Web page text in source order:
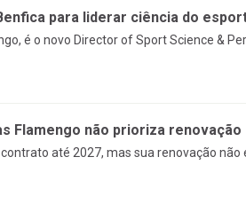
para liderar ciência do
é o novo Director of Sport Science &
Flamengo não prioriza renovação
até 2027, mas sua renovação não